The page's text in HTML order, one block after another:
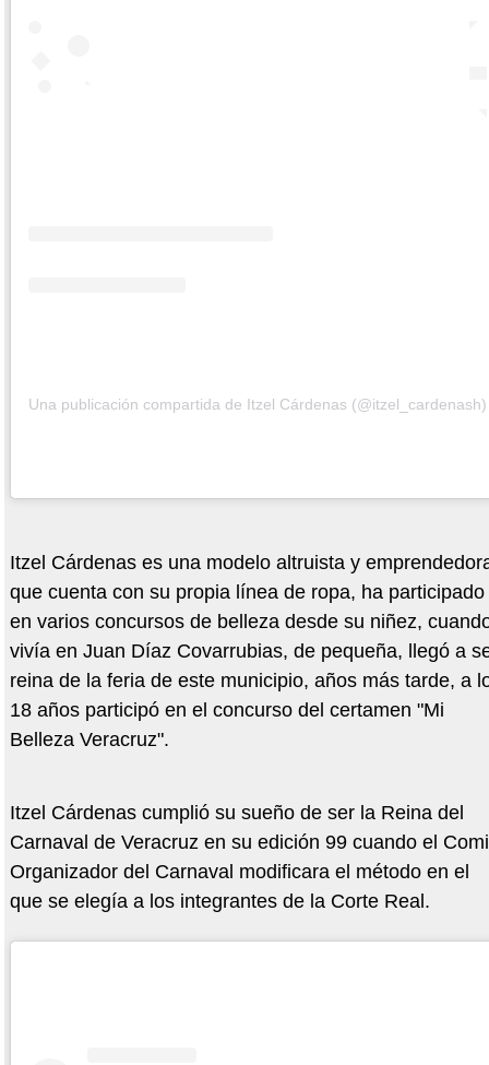
Una publicación compartida de Itzel Cárdenas (@itzel_cardenash)
Itzel Cárdenas es una modelo altruista y
que cuenta con su propia línea de ropa, ha participado
en varios concursos de belleza desde su niñez,
vivía en Juan Díaz Covarrubias, de pequeña, llegó a
reina de la feria de este municipio, años más tarde, a
18 años participó en el concurso del certamen "Mi
Belleza Veracruz".
Itzel Cárdenas cumplió su sueño de ser la Reina del
Carnaval de Veracruz en su edición 99 cuando el
Organizador del Carnaval modificara el método en el
que se elegía a los integrantes de la Corte Real.